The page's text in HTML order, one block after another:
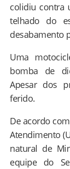
colidiu contra
telhado do
desabamento
Uma
bomba de
Apesar dos
ferido.
De acordo
Atendimento
natural de
equipe do